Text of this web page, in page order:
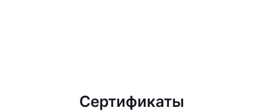
Сертификаты